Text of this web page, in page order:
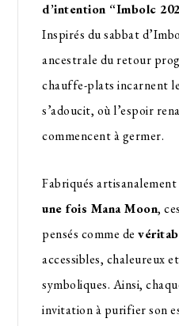
d’intention “Imbolc
Inspirés du sabbat
ancestrale du retour
chauffe-plats incarnent
s’adoucit, où l’espoir
commencent à germer.
Fabriqués
une fois Mana Moon,
pensés comme de
accessibles, chaleureux
symboliques. Ainsi,
invitation à purifier son